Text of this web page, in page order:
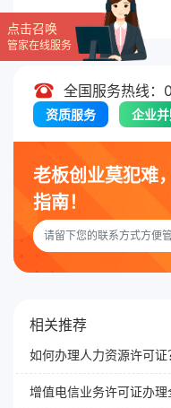
全国服务热线
资质服务 企业
老板创业莫犯难
指南！
相关推荐
如何办理人力资源许可证
点击召唤
管家在线服务